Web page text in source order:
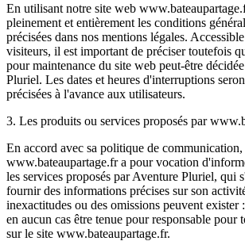
En utilisant notre site web
pleinement et entièrement les conditions
précisées dans nos mentions légales.
visiteurs, il est important de préciser toutefois
pour maintenance du site web peut-être
Pluriel. Les dates et heures d'interruptions
précisées à l'avance aux utilisateurs.
3. Les produits ou services proposés par
En accord avec sa politique de communication,
www.bateaupartage.fr a pour vocation
les services proposés par Aventure Pluriel, qui
fournir des informations précises sur son
inexactitudes ou des omissions peuvent exister
en aucun cas être tenue pour responsable pour
sur le site www.bateaupartage.fr.